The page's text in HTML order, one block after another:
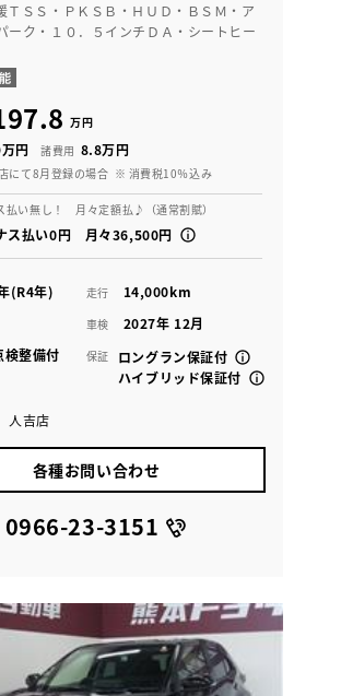
ＴＳＳ・ＰＫＳＢ・ＨＵＤ・ＢＳＭ・ア
ーク・１０．５インチＤＡ・シートヒー
万円
円 諸費用 8.8万円
にて8月登録の場合 ※ 消費税10％込み
払い無し！ 月々定額払♪（通常割賦）
ス払い0円 月々36,500円
(R4年) 走行 14,000km
車検 2027年 12月
検整備付 保証
ロングラン保証付
ハイブリッド保証付
人吉店
各種お問い合わせ
0966-23-3151